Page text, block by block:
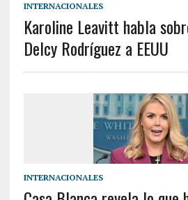
INTERNACIONALES
Karoline Leavitt habla
Delcy Rodríguez a EEUU
INTERNACIONALES